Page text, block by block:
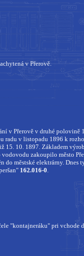
v Přerově.
v Přerově v druhé polovině
radu v listopadu 1896 k
15. 10. 1897. Základem
vodovodu zakoupilo město
do městské elektrárny.
162.016-0.
"kontajneráku" pri vchode